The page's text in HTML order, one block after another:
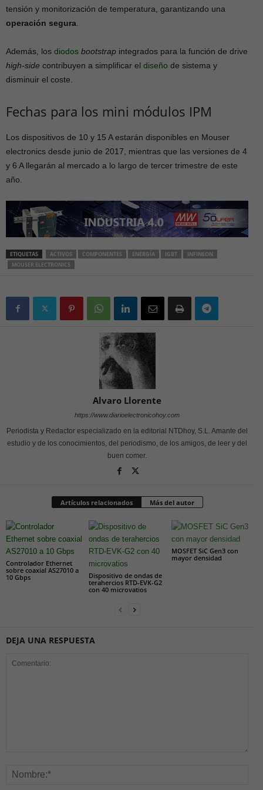
tensión y monitorización de temperatura, garantizando una
operación segura
Además, los diodos bootstrap integrados para la función de drive
high-side contribuyen a simplificar el diseño de sistema y
disminuir el coste.
Fechas para los mini módulos IPM
Los dispositivos de 10 y 15 A estarán disponibles en Mouser
electronics desde junio de 2017, mientras que las versiones de 4
y 6 A llegarán al mercado a lo largo de tercer trimestre de este
año.
ETIQUETAS ACTIVOS COMPONENTES ENERGÍA IGBT
INFINEON
MOUSER ELECTRONICS
Alvaro Llorente
https://www.diarioelectronicohoy.com
Periodista y Redactor especializado en la editorial NTDhoy, S.L. Amante del
estudio y de los conocimientos, del periodismo, de los amigos, de leer y del
buen comer.
Artículos relacionados Más del autor
Controlador Ethernet
sobre coaxial AS27010 a
10 Gbps
Dispositivo de ondas de
terahercios RTD-EVK-G2
con 40 microvatios
MOSFET SiC Gen3 con
mayor densidad
DEJA UNA RESPUESTA